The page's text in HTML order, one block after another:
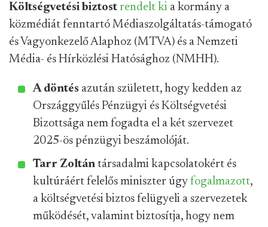
Költségvetési biztost rendelt ki a kormány a
közmédiát fenntartó Médiaszolgáltatás-támogató
és Vagyonkezelő Alaphoz (MTVA) és a Nemzeti
Média- és Hírközlési Hatósághoz (NMHH).
A döntés azután született, hogy kedden az
Országgyűlés Pénzügyi és Költségvetési
Bizottsága nem fogadta el a két szervezet
2025-ös pénzügyi beszámolóját.
Tarr Zoltán társadalmi kapcsolatokért és
kultúráért felelős miniszter úgy fogalmazott,
a költségvetési biztos felügyeli a szervezetek
működését, valamint biztosítja, hogy nem